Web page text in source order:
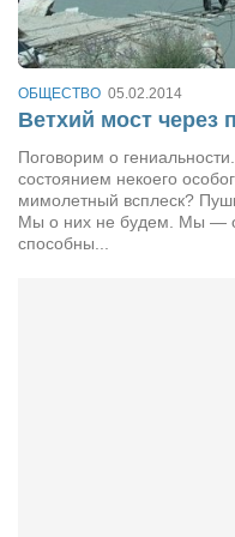
Александр
Александр Кугук
Музыканты
ОБЩЕСТВО 05.02.2014
Ветхий мост через
Поговорим о
состоянием некоего
мимолетный всплеск?
Мы о них не будем. Мы — о
способны...